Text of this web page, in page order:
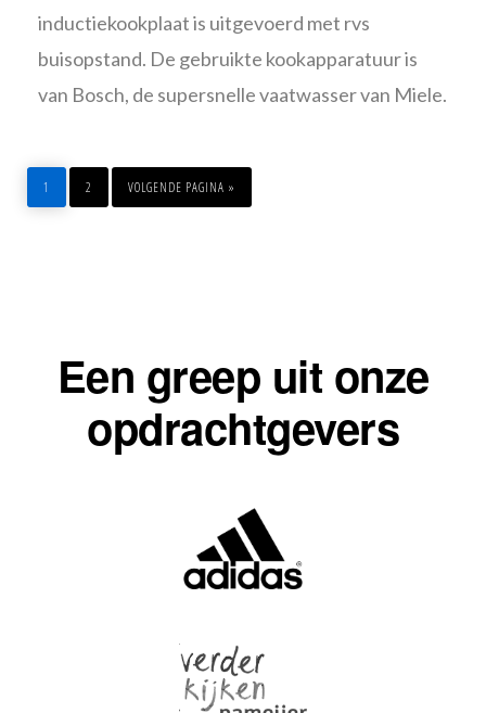
inductiekookplaat is uitgevoerd met rvs
buisopstand. De gebruikte kookapparatuur is
van Bosch, de supersnelle vaatwasser van Miele.
PAGINA
1
PAGINA
2
GA
NAAR
VOLGENDE PAGINA »
Een greep uit onze
opdrachtgevers